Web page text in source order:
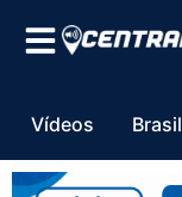
Vídeos Brasil